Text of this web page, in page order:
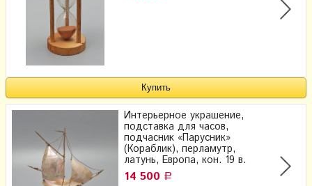
Интерьерное украшение,
подставка для часов,
подчасник «Парусник»
(Кораблик), перламутр,
латунь, Европа, кон. 19 в.
14 500 Р